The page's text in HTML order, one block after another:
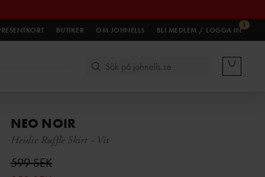
BUTIKER OM JOHNELLS
1
BLI MEDLEM / LOGGA IN
NEO NOIR
Heidie Ruffle Skirt - Vit
599 SEK